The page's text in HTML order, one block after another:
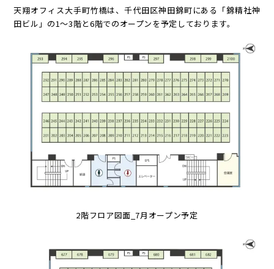
天翔オフィス大手町竹橋は、千代田区神田錦町にある「錦精社神
田ビル」の1～3階と6階でのオープンを予定しております。
2階フロア図面_7月オープン予定